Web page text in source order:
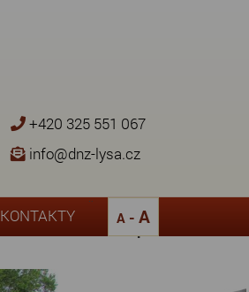
+420 325 551 067
info@dnz-lysa.cz
KONTAKTY
¨
A - A
Zpět